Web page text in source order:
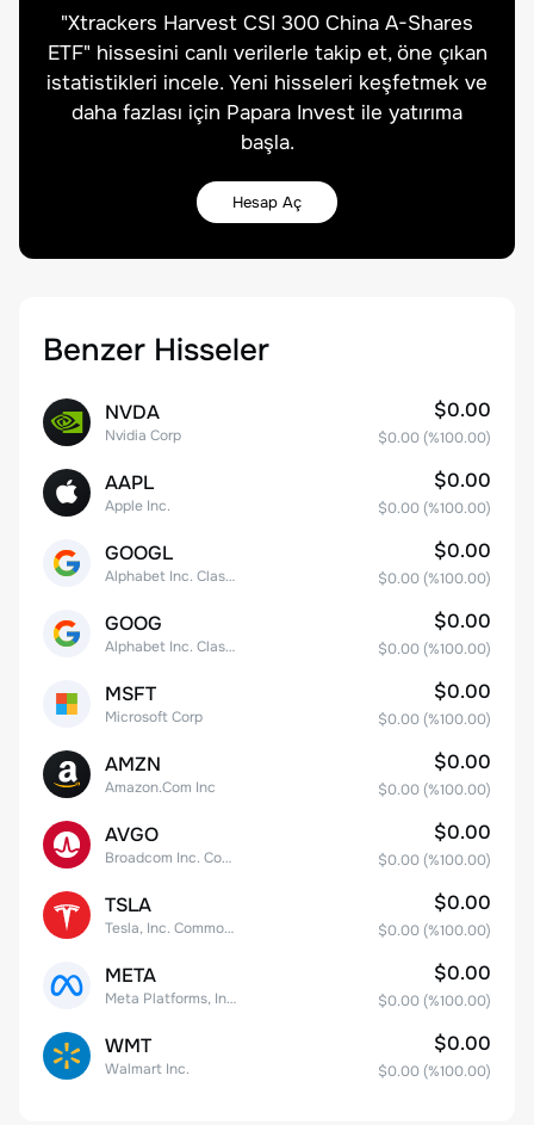
"Xtrackers Harvest CSI 300 China A-Shares
ETF" hissesini canlı verilerle takip et, öne çıkan
istatistikleri incele. Yeni hisseleri keşfetmek ve
daha fazlası için Papara Invest ile yatırıma
başla.
Hesap Aç
Benzer Hisseler
NVDA
Nvidia Corp
$0.00
$0.00 (%100.00)
AAPL
Apple Inc.
$0.00
$0.00 (%100.00)
GOOGL
Alphabet Inc. Class A Common Stock
$0.00
$0.00 (%100.00)
GOOG
Alphabet Inc. Class C Capital Stock
$0.00
$0.00 (%100.00)
MSFT
Microsoft Corp
$0.00
$0.00 (%100.00)
AMZN
Amazon.Com Inc
$0.00
$0.00 (%100.00)
AVGO
Broadcom Inc. Common Stock
$0.00
$0.00 (%100.00)
TSLA
Tesla, Inc. Common Stock
$0.00
$0.00 (%100.00)
META
Meta Platforms, Inc. Class A Common Stock
$0.00
$0.00 (%100.00)
WMT
Walmart Inc.
$0.00
$0.00 (%100.00)